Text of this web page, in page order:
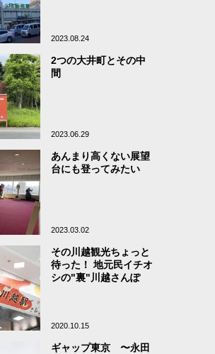
2023.08.24
2つの大井町とその中
間
2023.06.29
あんまり高くない展望
台にも登ってみたい
2023.03.02
その川越観光ちょっと
待った！ 地元民イチオ
シの"裏"川越さんぽ
2020.10.15
ギャップ東京 〜永田